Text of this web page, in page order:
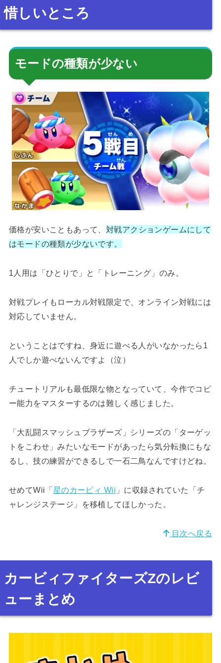
惜しいところ
モードの種類が少ない
価格が安いこともあって、 対戦アクションゲームにして
はモードの種類が少ないです。
1人用は「ひとりで」と「トレーニング」のみ。
対戦プレイもローカル対戦限定で、オンライン対戦には
対応していません。
ということはですね、身近に遊べる人がいなかったら1
人でしか遊べないんですよ（泣）
チュートリアルも最低限な物となっていて、今作でコピ
ー能力をマスターするのは難しく感じました。
「大乱闘スマッシュブラザーズ」シリーズの「ターゲッ
トをこわせ」みたいなモードがあったら気分転換にもな
るし、技の練習ができるしで一石二鳥なんですけどね。
せめてWii「星のカービィ Wii 」に収録されていた「チ
ャレンジステージ」を移植してほしかった。
目次へ戻る
カービィファイターズZのレビ
ューまとめ